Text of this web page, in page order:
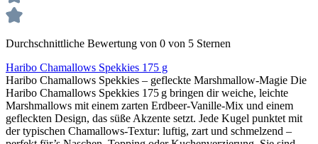
Durchschnittliche Bewertung von 0 von 5 Sternen
Haribo Chamallows Spekkies 175 g
Haribo Chamallows Spekkies – gefleckte Marshmallow‑Magie Die
Haribo Chamallows Spekkies 175 g bringen dir weiche, leichte
Marshmallows mit einem zarten Erdbeer‑Vanille‑Mix und einem
gefleckten Design, das süße Akzente setzt. Jede Kugel punktet mit
der typischen Chamallows‑Textur: luftig, zart und schmelzend –